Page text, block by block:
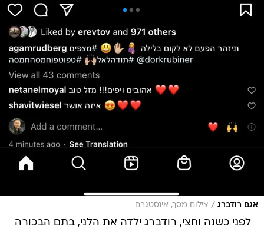
אגם רודברג / צילום מסך, אינסטגרם
לפני כשנה וחצי, רודברג ילדה את הלני, בתם הבכורה